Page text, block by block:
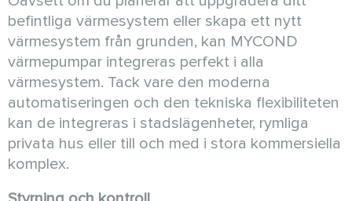
befintliga värmesystem eller skapa ett nytt
värmesystem från grunden, kan MYCOND
värmepumpar integreras perfekt i alla
värmesystem. Tack vare den moderna
automatiseringen och den tekniska flexibiliteten
kan de integreras i stadslägenheter, rymliga
privata hus eller till och med i stora kommersiella
komplex.